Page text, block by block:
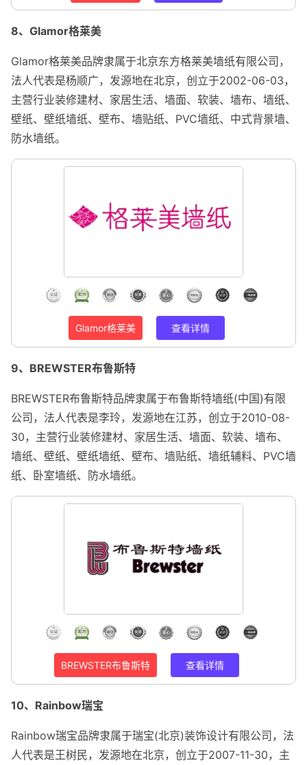
8、Glamor格莱美
Glamor格莱美品牌隶属于北京东方格莱美墙纸有限公司，
法人代表是杨顺广，发源地在北京，创立于2002-06-03，
主营行业装修建材、家居生活、墙面、软装、墙布、墙纸、
壁纸、壁纸墙纸、壁布、墙贴纸、PVC墙纸、中式背景墙、
防水墙纸。
Glamor格莱美 查看详情
9、BREWSTER布鲁斯特
BREWSTER布鲁斯特品牌隶属于布鲁斯特墙纸(中国)有限
公司，法人代表是李玲，发源地在江苏，创立于2010-08-
30，主营行业装修建材、家居生活、墙面、软装、墙布、
墙纸、壁纸、壁纸墙纸、壁布、墙贴纸、墙纸辅料、PVC墙
纸、卧室墙纸、防水墙纸。
BREWSTER布鲁斯特 查看详情
10、Rainbow瑞宝
Rainbow瑞宝品牌隶属于瑞宝(北京)装饰设计有限公司，法
人代表是王树民，发源地在北京，创立于2007-11-30，主